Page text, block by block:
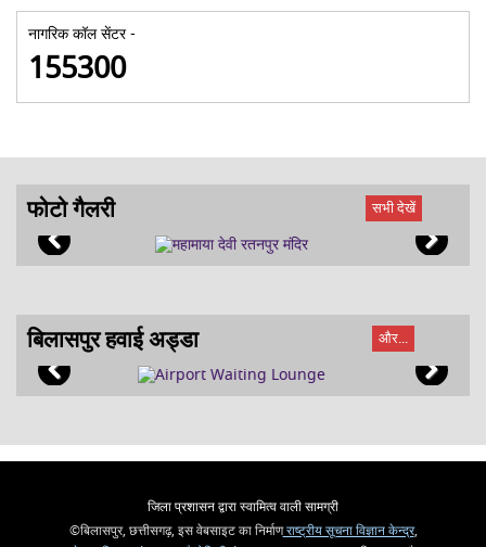
नागरिक कॉल सेंटर -
155300
फोटो गैलरी सभी देखें
बिलासपुर हवाई अड्डा और...
जिला प्रशासन द्वारा स्वामित्व वाली सामग्री
©बिलासपुर, छत्तीसगढ़, इस वेबसाइट का निर्माणराष्ट्रीय सूचना विज्ञान केन्द्र,